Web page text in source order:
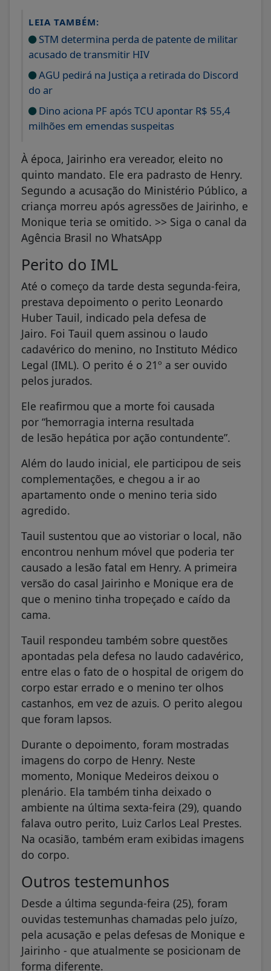
LEIA TAMBÉM:
STM determina perda de patente de militar
acusado de transmitir HIV
AGU pedirá na Justiça a retirada do Discord
do ar
Dino aciona PF após TCU apontar R$ 55,4
milhões em emendas suspeitas
À época, Jairinho era vereador, eleito no
quinto mandato. Ele era padrasto de Henry.
Segundo a acusação do Ministério Público, a
criança morreu após agressões de Jairinho, e
Monique teria se omitido. >> Siga o canal da
Agência Brasil no WhatsApp
Perito do IML
Até o começo da tarde desta segunda-feira,
prestava depoimento o perito Leonardo
Huber Tauil, indicado pela defesa de
Jairo. Foi Tauil quem assinou o laudo
cadavérico do menino, no Instituto Médico
Legal (IML). O perito é o 21º a ser ouvido
pelos jurados.
Ele reafirmou que a morte foi causada
por “hemorragia interna resultada
de lesão hepática por ação contundente”.
Além do laudo inicial, ele participou de seis
complementações, e chegou a ir ao
apartamento onde o menino teria sido
agredido.
Tauil sustentou que ao vistoriar o local, não
encontrou nenhum móvel que poderia ter
causado a lesão fatal em Henry. A primeira
versão do casal Jairinho e Monique era de
que o menino tinha tropeçado e caído da
cama.
Tauil respondeu também sobre questões
apontadas pela defesa no laudo cadavérico,
entre elas o fato de o hospital de origem do
corpo estar errado e o menino ter olhos
castanhos, em vez de azuis. O perito alegou
que foram lapsos.
Durante o depoimento, foram mostradas
imagens do corpo de Henry. Neste
momento, Monique Medeiros deixou o
plenário. Ela também tinha deixado o
ambiente na última sexta-feira (29), quando
falava outro perito, Luiz Carlos Leal Prestes.
Na ocasião, também eram exibidas imagens
do corpo.
Outros testemunhos
Desde a última segunda-feira (25), foram
ouvidas testemunhas chamadas pelo juízo,
pela acusação e pelas defesas de Monique e
Jairinho - que atualmente se posicionam de
forma diferente.